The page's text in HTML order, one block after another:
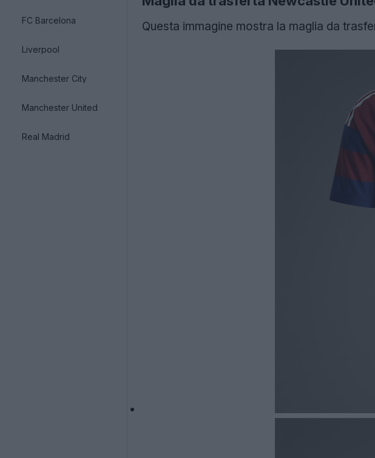
FC Barcelona
Liverpool
Manchester City
Manchester United
Real Madrid
Questa immagine mostra la maglia da